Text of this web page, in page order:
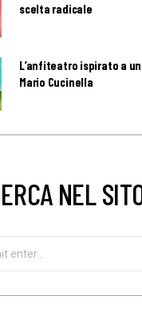
scelta radicale
L’anfiteatro ispirato a
Mario Cucinella
NEL